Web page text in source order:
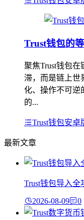
Trust钱包的
聚焦Trust钱包
滞，而是链上世
化、操作不可逆
的...
Trust钱包安卓
最新文章
Trust钱包导入
2026-08-09 0